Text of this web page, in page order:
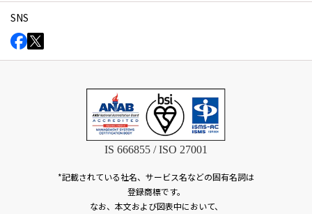
SNS
IS 666855 / ISO 27001
*記載されている社名、サービス名などの固有名詞は
登録商標です。
なお、本文および図表中において、